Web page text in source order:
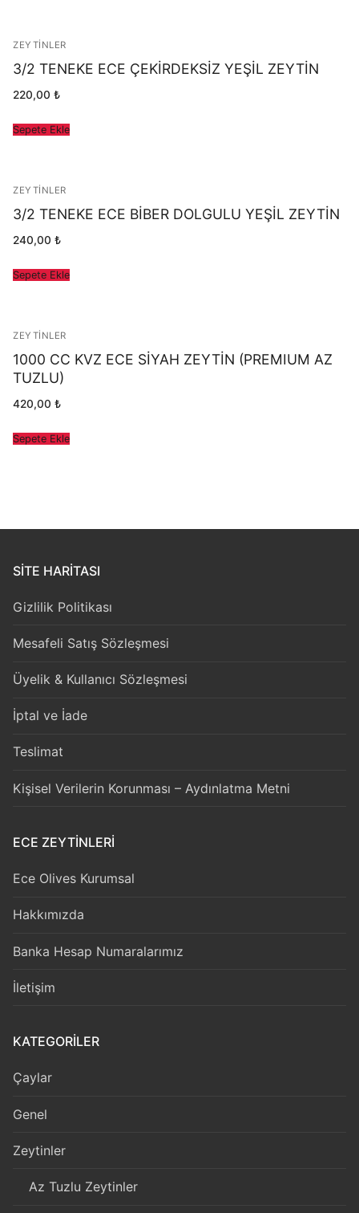
ZEYTINLER
3/2 TENEKE ECE ÇEKİRDEKSİZ YEŞİL ZEYTİN
220,00 ₺
Sepete Ekle
ZEYTINLER
3/2 TENEKE ECE BİBER DOLGULU YEŞİL ZEYTİN
240,00 ₺
Sepete Ekle
ZEYTINLER
1000 CC KVZ ECE SİYAH ZEYTİN (PREMIUM AZ
TUZLU)
420,00 ₺
Sepete Ekle
SITE HARITASI
Gizlilik Politikası
Mesafeli Satış Sözleşmesi
Üyelik & Kullanıcı Sözleşmesi
İptal ve İade
Teslimat
Kişisel Verilerin Korunması – Aydınlatma Metni
ECE ZEYTİNLERİ
Ece Olives Kurumsal
Hakkımızda
Banka Hesap Numaralarımız
İletişim
KATEGORILER
Çaylar
Genel
Zeytinler
Az Tuzlu Zeytinler